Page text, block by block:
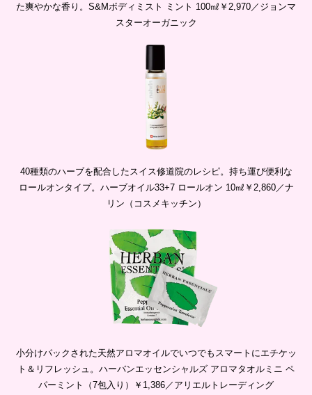
た爽やかな香り。S&Mボディミスト ミント 100㎖￥2,970／ジョンマ
スターオーガニック
40種類のハーブを配合したスイス修道院のレシピ。持ち運び便利な
ロールオンタイプ。ハーブオイル33+7 ロールオン 10㎖￥2,860／ナ
リン（コスメキッチン）
小分けパックされた天然アロマオイルでいつでもスマートにエチケッ
ト＆リフレッシュ。ハーバンエッセンシャルズ アロマタオルミニ ペ
パーミント（7包入り）￥1,386／アリエルトレーディング